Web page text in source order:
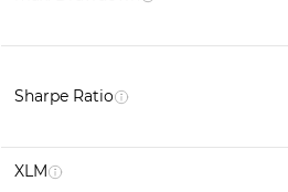
Sharpe Ratio
XLM